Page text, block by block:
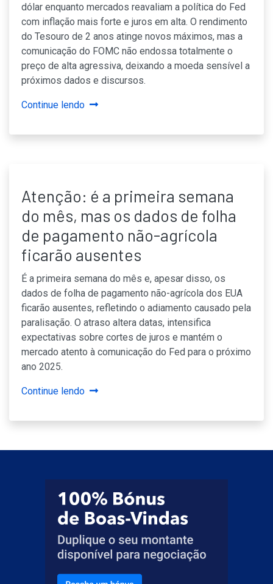
dólar enquanto mercados reavaliam a política do Fed
com inflação mais forte e juros em alta. O rendimento
do Tesouro de 2 anos atinge novos máximos, mas a
comunicação do FOMC não endossa totalmente o
preço de alta agressiva, deixando a moeda sensível a
próximos dados e discursos.
Continue lendo
Atenção: é a primeira semana
do mês, mas os dados de folha
de pagamento não-agrícola
ficarão ausentes
É a primeira semana do mês e, apesar disso, os
dados de folha de pagamento não-agrícola dos EUA
ficarão ausentes, refletindo o adiamento causado pela
paralisação. O atraso altera datas, intensifica
expectativas sobre cortes de juros e mantém o
mercado atento à comunicação do Fed para o próximo
ano 2025.
Continue lendo